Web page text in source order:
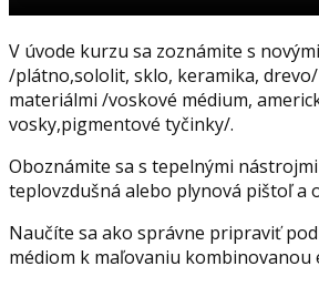
V úvode kurzu sa zoznámite s
/plátno,sololit, sklo, keramika,
materiálmi /voskové médium,
vosky,pigmentové tyčinky/.
Oboznámite sa s tepelnými
teplovzdušná alebo plynová pištoľ a
Naučíte sa ako správne pripraviť
médiom k maľovaniu kombinovanou